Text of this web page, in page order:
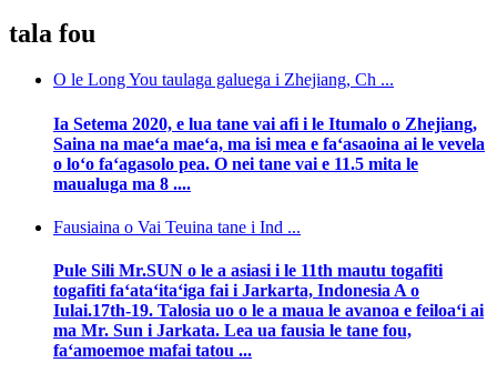
tala fou
O le Long You taulaga galuega i Zhejiang, Ch ...
Ia Setema 2020, e lua tane vai afi i le Itumalo o Zhejiang,
Saina na maeʻa maeʻa, ma isi mea e faʻasaoina ai le vevela
o loʻo faʻagasolo pea. O nei tane vai e 11.5 mita le
maualuga ma 8 ....
Fausiaina o Vai Teuina tane i Ind ...
Pule Sili Mr.SUN o le a asiasi i le 11th mautu togafiti
togafiti faʻataʻitaʻiga fai i Jarkarta, Indonesia A o
Iulai.17th-19. Talosia uo o le a maua le avanoa e feiloaʻi ai
ma Mr. Sun i Jarkata. Lea ua fausia le tane fou,
faʻamoemoe mafai tatou ...